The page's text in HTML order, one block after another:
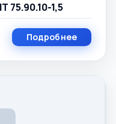
75.90.10-1,5
Подробнее